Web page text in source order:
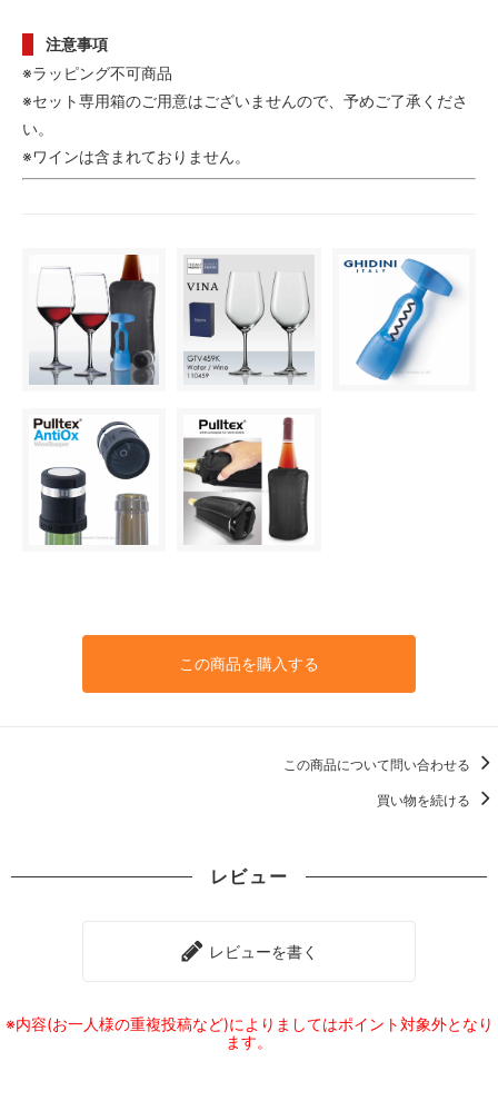
注意事項
※ラッピング不可商品
※セット専用箱のご用意はございませんので、予めご了承くださ
い。
※ワインは含まれておりません。
この商品を購入する
この商品について問い合わせる
買い物を続ける
レビュー
レビューを書く
※内容(お一人様の重複投稿など)によりましてはポイント対象外となり
ます。